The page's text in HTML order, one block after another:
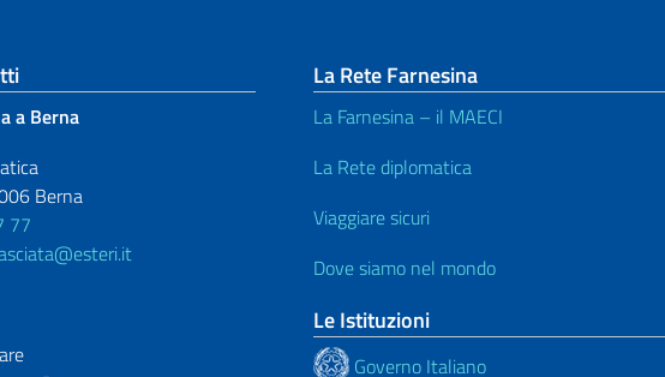
footer
a Berna
Berna
77
La Rete Farnesina
La Farnesina – il MAECI
La Rete diplomatica
Viaggiare sicuri
Dove siamo nel mondo
Le Istituzioni
Governo Italiano